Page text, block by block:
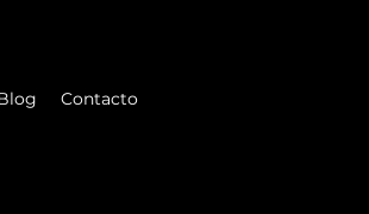
Contacto